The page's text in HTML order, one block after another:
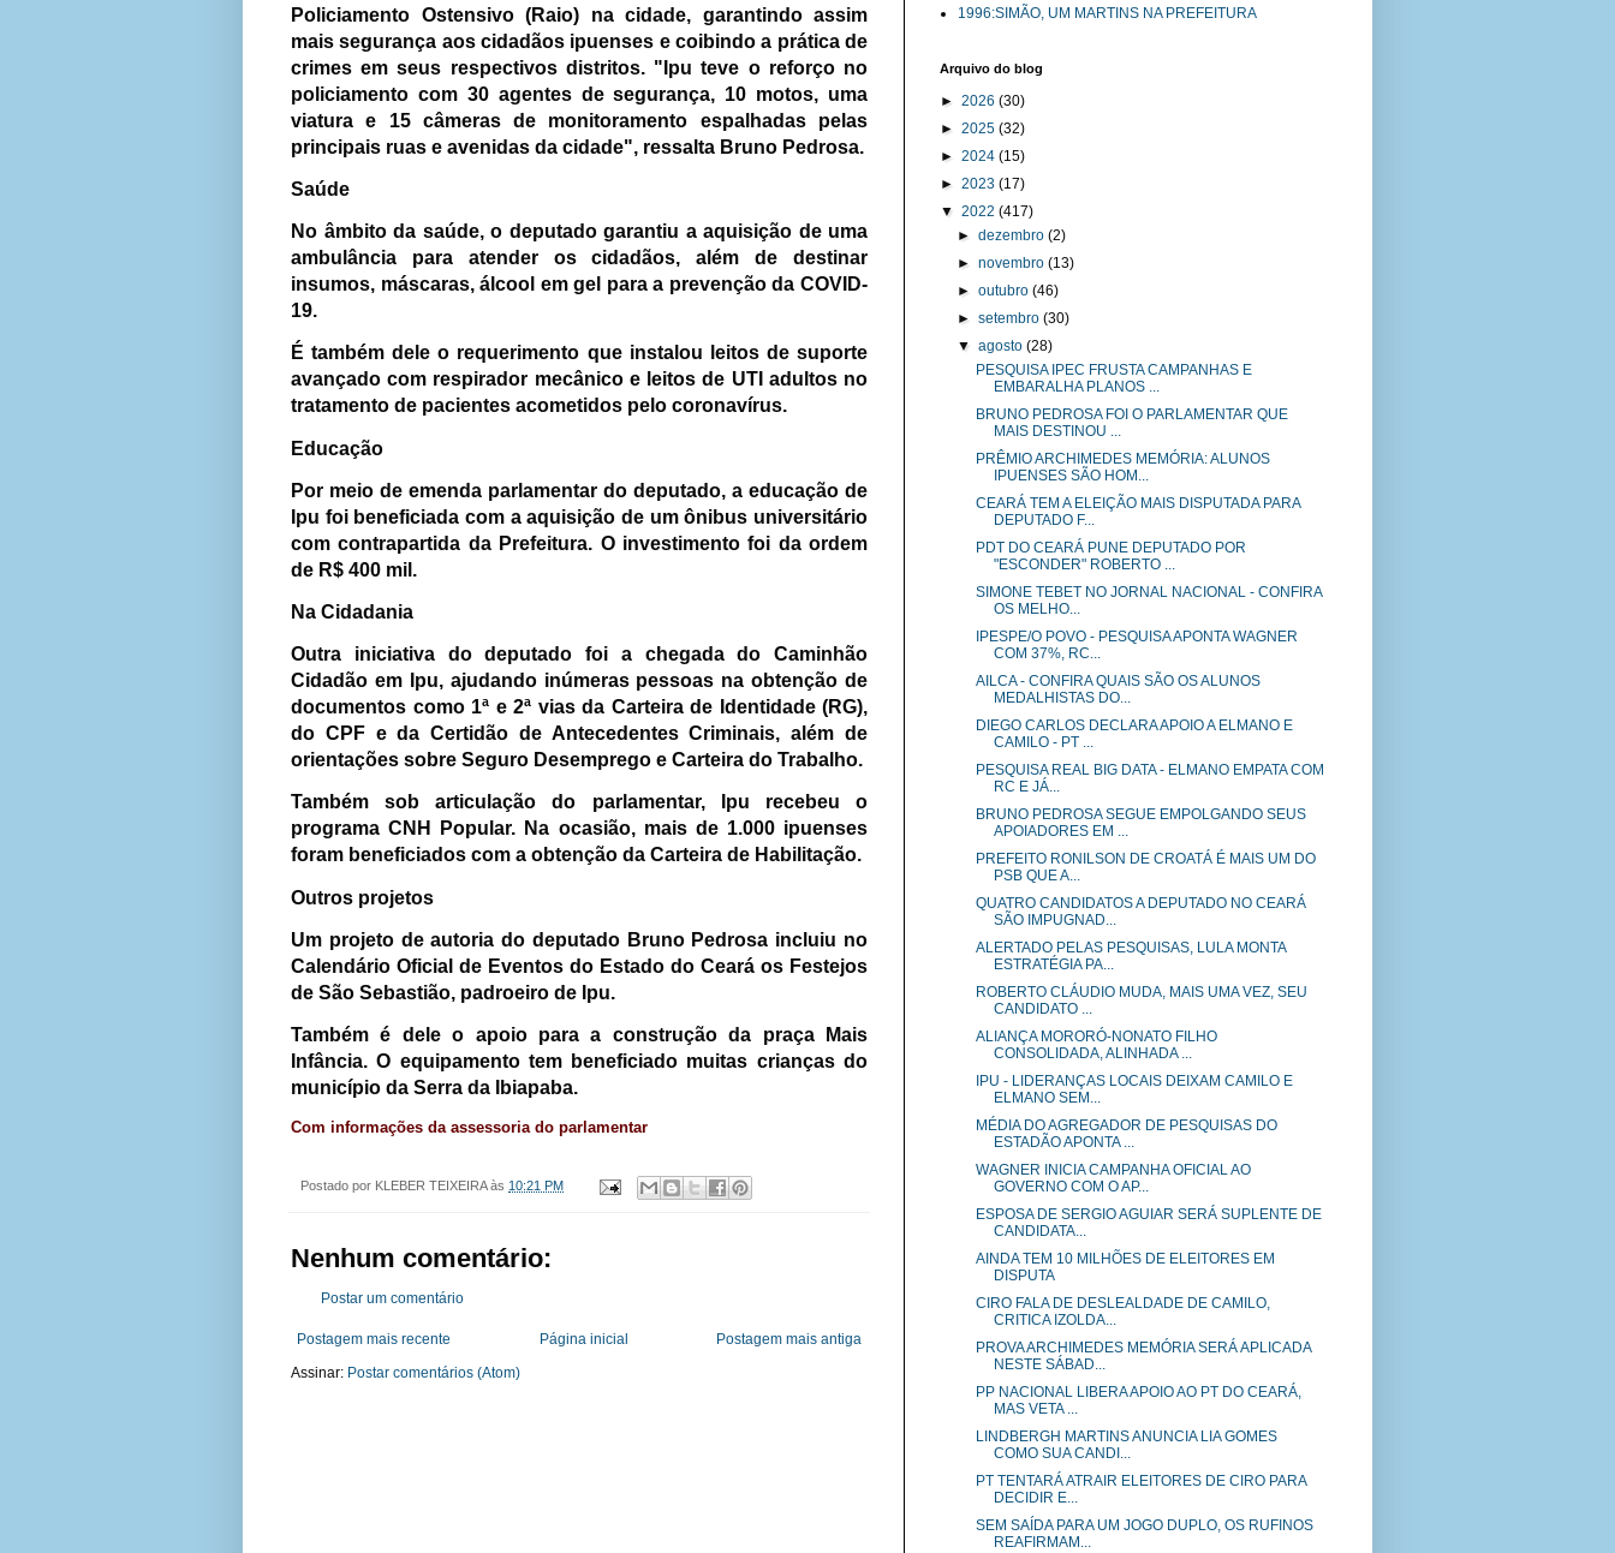
Policiamento Ostensivo (Raio) na cidade, garantindo assim
mais segurança aos cidadãos ipuenses e coibindo a prática de
crimes em seus respectivos distritos. "Ipu teve o reforço no
policiamento com 30 agentes de segurança, 10 motos, uma
viatura e 15 câmeras de monitoramento espalhadas pelas
principais ruas e avenidas da cidade", ressalta Bruno Pedrosa.
Saúde
No âmbito da saúde, o deputado garantiu a aquisição de uma
ambulância para atender os cidadãos, além de destinar
insumos, máscaras, álcool em gel para a prevenção da COVID-
19.
É também dele o requerimento que instalou leitos de suporte
avançado com respirador mecânico e leitos de UTI adultos no
tratamento de pacientes acometidos pelo coronavírus.
Educação
Por meio de emenda parlamentar do deputado, a educação de
Ipu foi beneficiada com a aquisição de um ônibus universitário
com contrapartida da Prefeitura. O investimento foi da ordem
de R$ 400 mil.
Na Cidadania
Outra iniciativa do deputado foi a chegada do Caminhão
Cidadão em Ipu, ajudando inúmeras pessoas na obtenção de
documentos como 1ª e 2ª vias da Carteira de Identidade (RG),
do CPF e da Certidão de Antecedentes Criminais, além de
orientações sobre Seguro Desemprego e Carteira do Trabalho.
Também sob articulação do parlamentar, Ipu recebeu o
programa CNH Popular. Na ocasião, mais de 1.000 ipuenses
foram beneficiados com a obtenção da Carteira de Habilitação.
Outros projetos
Um projeto de autoria do deputado Bruno Pedrosa incluiu no
Calendário Oficial de Eventos do Estado do Ceará os Festejos
de São Sebastião, padroeiro de Ipu.
Também é dele o apoio para a construção da praça Mais
Infância. O equipamento tem beneficiado muitas crianças do
município da Serra da Ibiapaba.
Com informações da assessoria do parlamentar
Postado por KLEBER TEIXEIRA às 10:21 PM
Nenhum comentário:
Postar um comentário
Postagem mais recente Postagem mais antiga
Página inicial
Assinar: Postar comentários (Atom)
1996:SIMÃO, UM MARTINS NA PREFEITURA
Arquivo do blog
► 2026 (30)
► 2025 (32)
► 2024 (15)
► 2023 (17)
▼ 2022 (417)
►dezembro(2)
►novembro(13)
►outubro(46)
►setembro(30)
▼agosto(28)
PESQUISA IPEC FRUSTA CAMPANHAS E
EMBARALHA PLANOS ...
BRUNO PEDROSA FOI O PARLAMENTAR QUE
MAIS DESTINOU ...
PRÊMIO ARCHIMEDES MEMÓRIA: ALUNOS
IPUENSES SÃO HOM...
CEARÁ TEM A ELEIÇÃO MAIS DISPUTADA PARA
DEPUTADO F...
PDT DO CEARÁ PUNE DEPUTADO POR
"ESCONDER" ROBERTO ...
SIMONE TEBET NO JORNAL NACIONAL - CONFIRA
OS MELHO...
IPESPE/O POVO - PESQUISA APONTA WAGNER
COM 37%, RC...
AILCA - CONFIRA QUAIS SÃO OS ALUNOS
MEDALHISTAS DO...
DIEGO CARLOS DECLARA APOIO A ELMANO E
CAMILO - PT ...
PESQUISA REAL BIG DATA - ELMANO EMPATA COM
RC E JÁ...
BRUNO PEDROSA SEGUE EMPOLGANDO SEUS
APOIADORES EM ...
PREFEITO RONILSON DE CROATÁ É MAIS UM DO
PSB QUE A...
QUATRO CANDIDATOS A DEPUTADO NO CEARÁ
SÃO IMPUGNAD...
ALERTADO PELAS PESQUISAS, LULA MONTA
ESTRATÉGIA PA...
ROBERTO CLÁUDIO MUDA, MAIS UMA VEZ, SEU
CANDIDATO ...
ALIANÇA MORORÓ-NONATO FILHO
CONSOLIDADA, ALINHADA ...
IPU - LIDERANÇAS LOCAIS DEIXAM CAMILO E
ELMANO SEM...
MÉDIA DO AGREGADOR DE PESQUISAS DO
ESTADÃO APONTA ...
WAGNER INICIA CAMPANHA OFICIAL AO
GOVERNO COM O AP...
ESPOSA DE SERGIO AGUIAR SERÁ SUPLENTE DE
CANDIDATA...
AINDA TEM 10 MILHÕES DE ELEITORES EM
DISPUTA
CIRO FALA DE DESLEALDADE DE CAMILO,
CRITICA IZOLDA...
PROVA ARCHIMEDES MEMÓRIA SERÁ APLICADA
NESTE SÁBAD...
PP NACIONAL LIBERA APOIO AO PT DO CEARÁ,
MAS VETA ...
LINDBERGH MARTINS ANUNCIA LIA GOMES
COMO SUA CANDI...
PT TENTARÁ ATRAIR ELEITORES DE CIRO PARA
DECIDIR E...
SEM SAÍDA PARA UM JOGO DUPLO, OS RUFINOS
REAFIRMAM...